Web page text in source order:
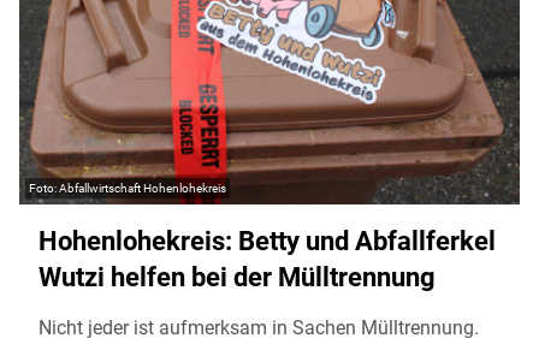
Abfallwirtschaft Hohenlohekreis
Hohenlohekreis: Betty und Abfallferkel
Wutzi helfen bei der Mülltrennung
Nicht jeder ist aufmerksam in Sachen Mülltrennung.